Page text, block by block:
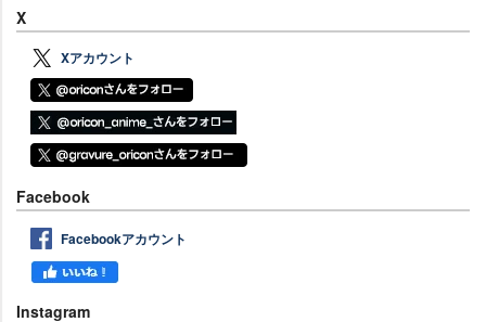
X
Xアカウント
Facebook
Facebookアカウント
Instagram